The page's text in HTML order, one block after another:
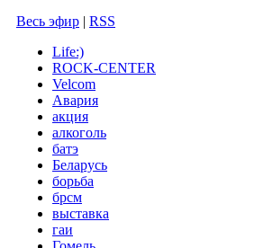
Весь эфир | RSS
Life:)
ROCK-CENTER
Velcom
Авария
акция
алкоголь
батэ
Беларусь
борьба
брсм
выставка
гаи